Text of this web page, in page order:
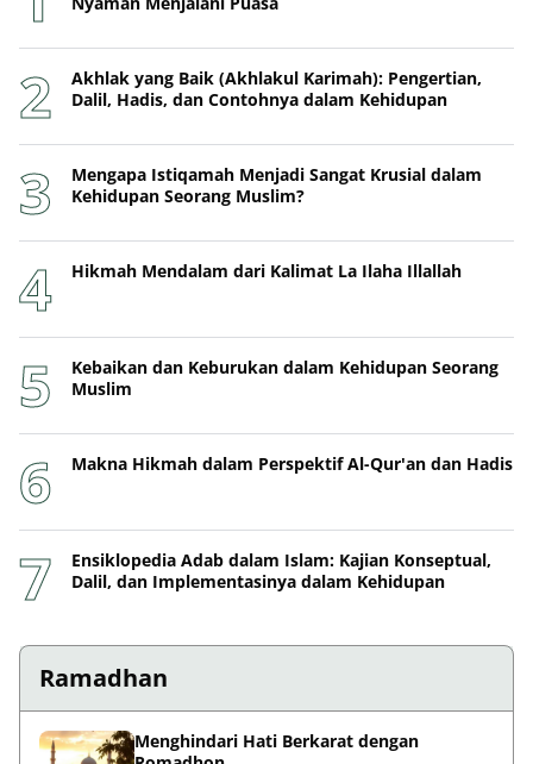
Akhlak yang Baik (Akhlakul Karimah): Pengertian,
Dalil, Hadis, dan Contohnya dalam Kehidupan
Mengapa Istiqamah Menjadi Sangat Krusial dalam
Kehidupan Seorang Muslim?
Hikmah Mendalam dari Kalimat La Ilaha Illallah
Kebaikan dan Keburukan dalam Kehidupan Seorang
Muslim
Makna Hikmah dalam Perspektif Al-Qur'an dan Hadis
Ensiklopedia Adab dalam Islam: Kajian Konseptual,
Dalil, dan Implementasinya dalam Kehidupan
Ramadhan
Menghindari Hati Berkarat dengan